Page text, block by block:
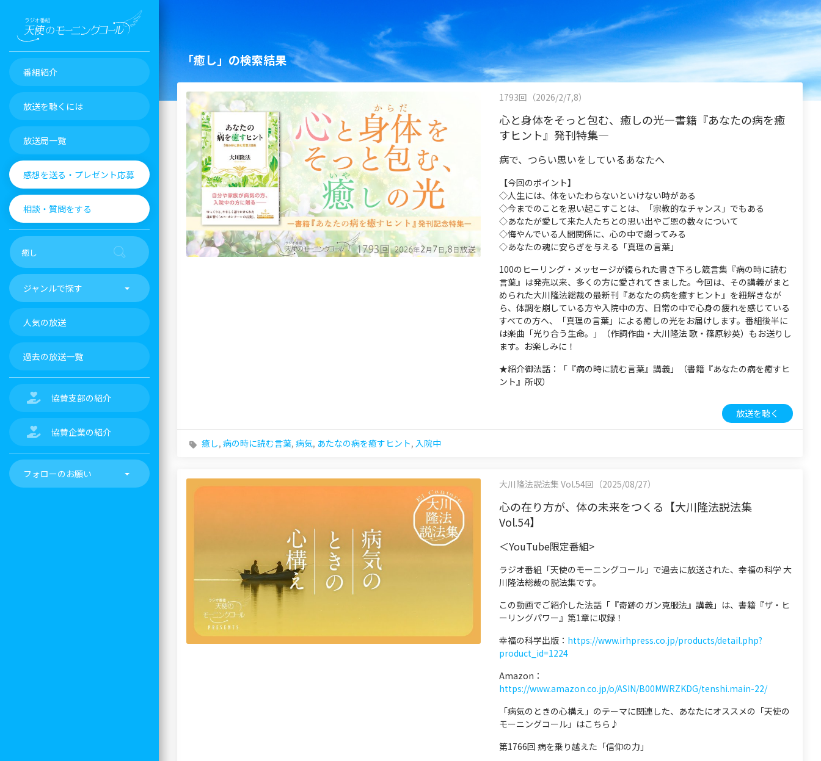
番組紹介
放送を聴くには
放送局一覧
感想を送る・プレゼント応募
相談・質問をする
ジャンルで探す
人気の放送
過去の放送一覧
協賛支部の紹介
協賛企業の紹介
フォローのお願い
「癒し」の検索結果
1793回（2026/2/7,8）
心と身体をそっと包む、癒しの光―書籍『あなたの病を癒
すヒント』発刊特集―
病で、つらい思いをしているあなたへ
【今回のポイント】
◇人生には、体をいたわらないといけない時がある
◇今までのことを思い起こすことは、「宗教的なチャンス」でもある
◇あなたが愛して来た人たちとの思い出やご恩の数々について
◇悔やんでいる人間関係に、心の中で謝ってみる
◇あなたの魂に安らぎを与える「真理の言葉」
100のヒーリング・メッセージが綴られた書き下ろし箴言集『病の時に読む
言葉』は発売以来、多くの方に愛されてきました。今回は、その講義がまと
められた大川隆法総裁の最新刊『あなたの病を癒すヒント』を紐解きなが
ら、体調を崩している方や入院中の方、日常の中で心身の疲れを感じている
すべての方へ、「真理の言葉」による癒しの光をお届けします。番組後半に
は楽曲「光り合う生命。」（作詞作曲・大川隆法 歌・篠原紗英）もお送りし
ます。お楽しみに！
★紹介御法話：「『病の時に読む言葉』講義」（書籍『あなたの病を癒すヒ
ント』所収）
放送を聴く
癒し, 病の時に読む言葉, 病気, あたなの病を癒すヒント, 入院中
大川隆法説法集 Vol.54回（2025/08/27）
心の在り方が、体の未来をつくる【大川隆法説法集
Vol.54】
＜YouTube限定番組>
ラジオ番組「天使のモーニングコール」で過去に放送された、幸福の科学 大
川隆法総裁の説法集です。
この動画でご紹介した法話「『奇跡のガン克服法』講義」は、書籍『ザ・ヒ
ーリングパワー』第1章に収録！
幸福の科学出版： https://www.irhpress.co.jp/products/detail.php?
product_id=1224
Amazon：
https://www.amazon.co.jp/o/ASIN/B00MWRZKDG/tenshi.main-22/
「病気のときの心構え」のテーマに関連した、あなたにオススメの「天使の
モーニングコール」はこちら♪
第1766回 病を乗り越えた「信仰の力」